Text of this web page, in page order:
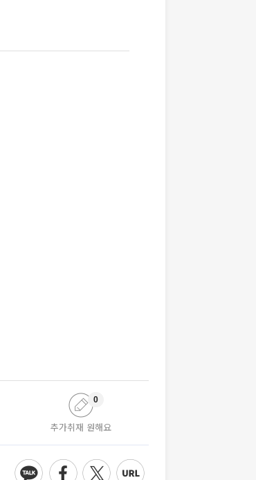
추가취재 원해요
0